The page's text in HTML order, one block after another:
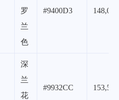
罗
兰
色
#9400D3
深
兰
花
#9932CC